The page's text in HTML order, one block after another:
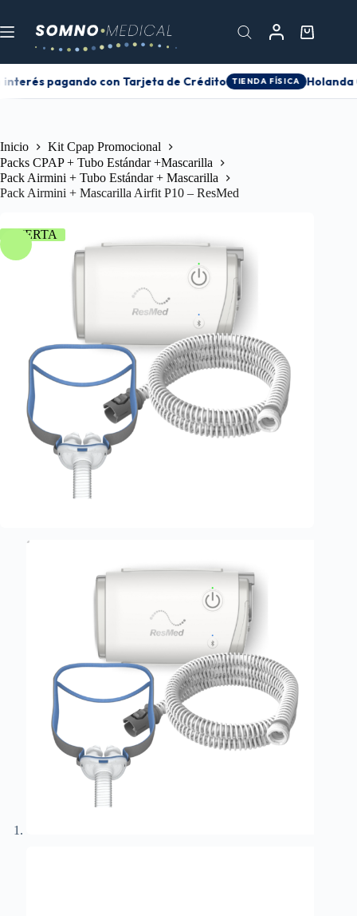
pagando con Tarjeta de Crédito TIENDA FÍSICA Holanda
Inicio
Kit Cpap Promocional
Packs CPAP + Tubo Estándar +Mascarilla
Pack Airmini + Tubo Estándar + Mascarilla
Pack Airmini + Mascarilla Airfit P10 – ResMed
OFERTA